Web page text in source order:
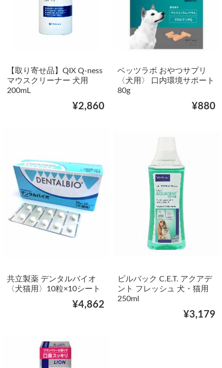
【取り寄せ品】QIX Q-ness
マウスクリーナー 犬用
200mL
¥2,860
ベッツラボ おやつサプリ
〈犬用〉 口内環境サポート
80g
¥880
共立製薬 デンタルバイオ
〈犬猫用〉10粒×10シート
¥4,862
ビルバック C.E.T. アクアデ
ント フレッシュ 犬・猫用
250ml
¥3,179